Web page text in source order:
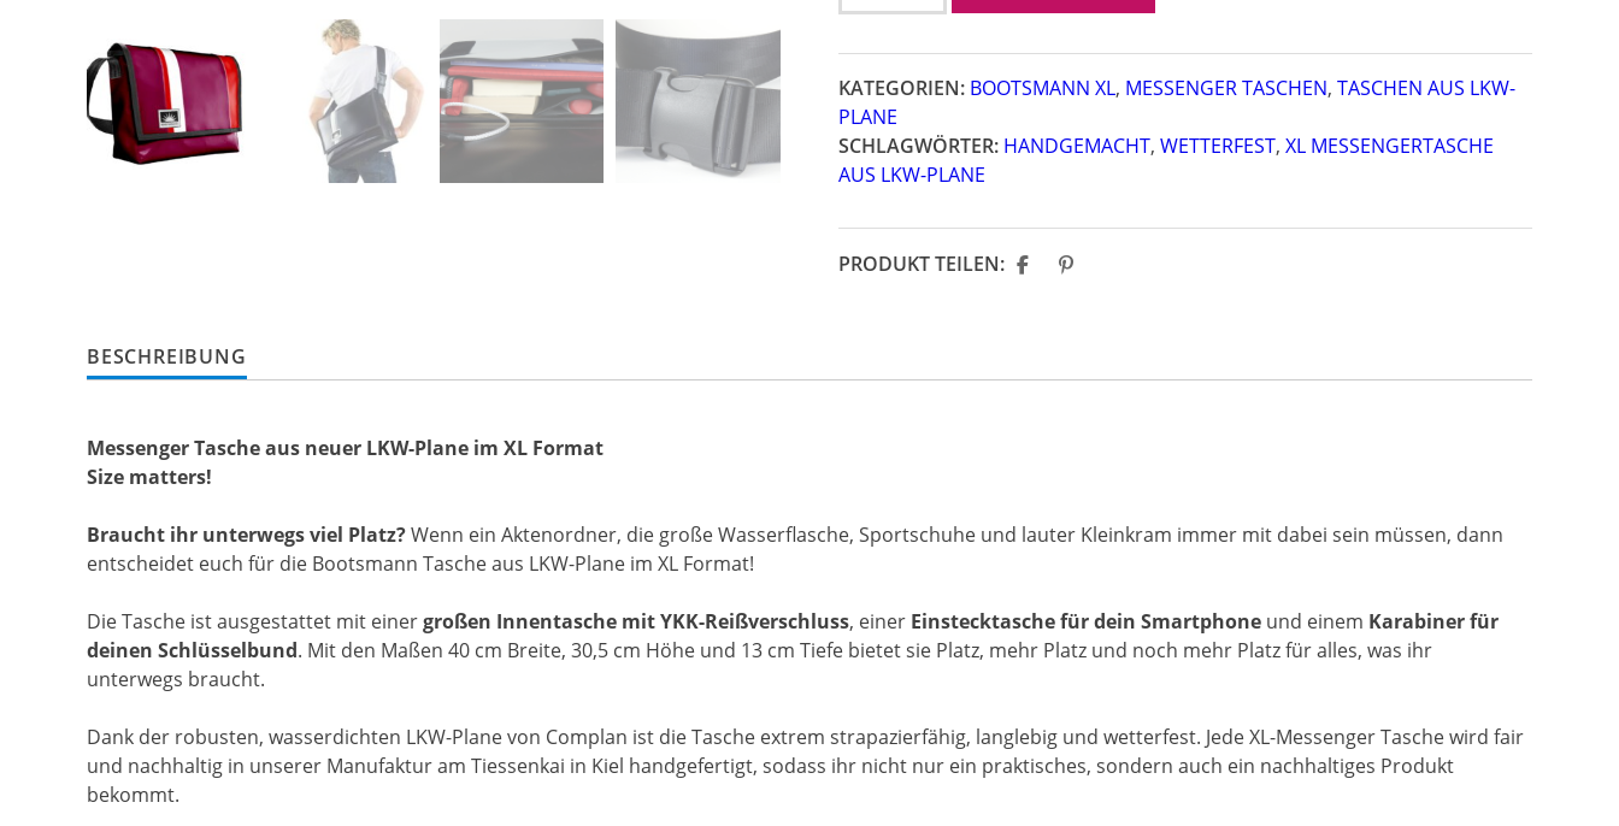
KATEGORIEN: BOOTSMANN XL, MESSENGER TASCHEN, TASCHEN AUS LKW-
PLANE
SCHLAGWÖRTER: HANDGEMACHT, WETTERFEST, XL MESSENGERTASCHE
AUS LKW-PLANE
PRODUKT TEILEN:
BESCHREIBUNG
Messenger Tasche aus neuer LKW-Plane im XL Format
Size matters!
Braucht ihr unterwegs viel Platz?Wenn ein Aktenordner, die große Wasserflasche, Sportschuhe und lauter Kleinkram immer mit dabei sein müssen, dann
entscheidet euch für die Bootsmann Tasche aus LKW-Plane im XL Format!
Die Tasche ist ausgestattet mit einergroßen Innentasche mit YKK-Reißverschluss, einer Einstecktasche für dein Smartphoneund einem Karabiner für
deinen Schlüsselbund. Mit den Maßen 40 cm Breite, 30,5 cm Höhe und 13 cm Tiefe bietet sie Platz, mehr Platz und noch mehr Platz für alles, was ihr
unterwegs braucht.
Dank der robusten, wasserdichten LKW-Plane von Complan ist die Tasche extrem strapazierfähig, langlebig und wetterfest. Jede XL-Messenger Tasche wird fair
und nachhaltig in unserer Manufaktur am Tiessenkai in Kiel handgefertigt, sodass ihr nicht nur ein praktisches, sondern auch ein nachhaltiges Produkt
bekommt.